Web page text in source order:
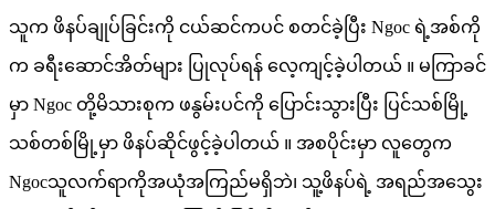
တို့
ကို
ရောင်းချ
ပေး
နိုင်
သူက ဖိနပ်ချုပ်ခြင်းကို ငယ်ဆင်ကပင် စတင်ခဲ့ပြီး Ngoc ရဲ့အစ်ကို
က ခရီးဆောင်အိတ်များ ပြုလုပ်ရန် လေ့ကျင့်ခဲ့ပါတယ် ။ မကြာခင်
မှာ Ngoc တို့မိသားစုက ဖနွမ်းပင်ကို ပြောင်းသွားပြီး ပြင်သစ်မြို့
သစ်တစ်မြို့မှာ ဖိနပ်ဆိုင်ဖွင့်ခဲ့ပါတယ် ။ အစပိုင်းမှာ လူတွေက
Ngocသူလက်ရာကိုအယုံအကြည်မရှိဘဲ၊ သူ့ဖိနပ်ရဲ့ အရည်အသွေး